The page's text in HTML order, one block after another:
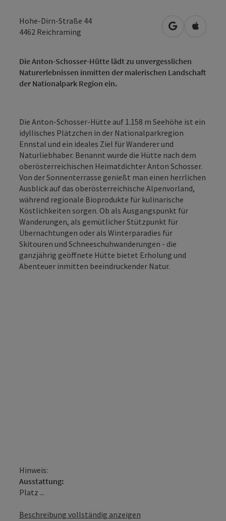
Hohe-Dirn-Straße 44
4462 Reichraming in Google
in
Die Anton-Schosser-Hütte lädt zu unvergesslichen
Naturerlebnissen inmitten der malerischen Landschaft
der Nationalpark Region ein.
Die Anton-Schosser-Hütte auf 1.158 m Seehöhe ist ein
idyllisches Plätzchen in der Nationalparkregion
Ennstal und ein ideales Ziel für Wanderer und
Naturliebhaber. Benannt wurde die Hütte nach dem
oberösterreichischen Heimatdichter Anton Schosser.
Von der Sonnenterrasse genießt man einen herrlichen
Ausblick auf das oberösterreichische Alpenvorland,
während regionale Bioprodukte für kulinarische
Köstlichkeiten sorgen. Ob als Ausgangspunkt für
Wanderungen, als gemütlicher Stützpunkt für
Übernachtungen oder als Winterparadies für
Skitouren und Schneeschuhwanderungen - die
ganzjährig geöffnete Hütte bietet Erholung und
Abenteuer inmitten beeindruckender Natur.
Hinweis:
Ausstattung:
Platz ...
Beschreibung vollständig anzeigen